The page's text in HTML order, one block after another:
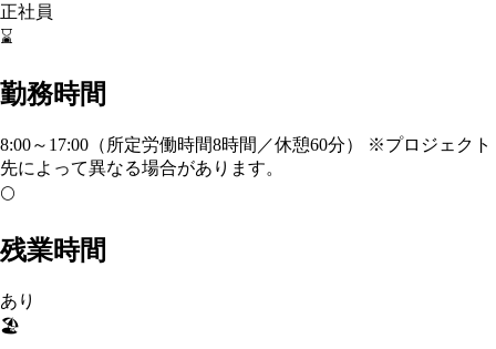
正社員
⌛
勤務時間
8:00～17:00（所定労働時間8時間／休憩60分） ※プロジェクト
先によって異なる場合があります。
🌕
残業時間
あり
🏖️